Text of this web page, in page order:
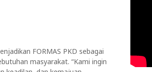
FORMAS PKD sebagai
masyarakat. “Kami ingin